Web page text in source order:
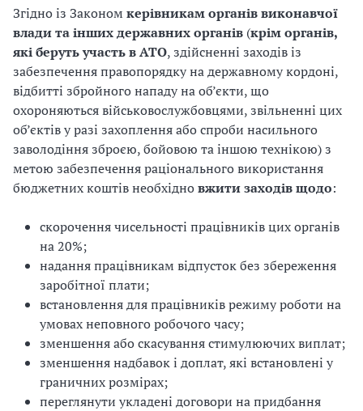
Згідно із Законом керівникам органів виконавчої
влади та інших державних органів (крім органів,
які беруть участь в АТО, здійсненні заходів із
забезпечення правопорядку на державному кордоні,
відбитті збройного нападу на об’єкти, що
охороняються військовослужбовцями, звільненні цих
об’єктів у разі захоплення або спроби насильного
заволодіння зброєю, бойовою та іншою технікою) з
метою забезпечення раціонального використання
бюджетних коштів необхідновжити заходів щодо:
скорочення чисельності працівників цих органів
на 20%;
надання працівникам відпусток без збереження
заробітної плати;
встановлення для працівників режиму роботи на
умовах неповного робочого часу;
зменшення або скасування стимулюючих виплат;
зменшення надбавок і доплат, які встановлені у
граничних розмірах;
переглянути укладені договори на придбання
а
о
д
й